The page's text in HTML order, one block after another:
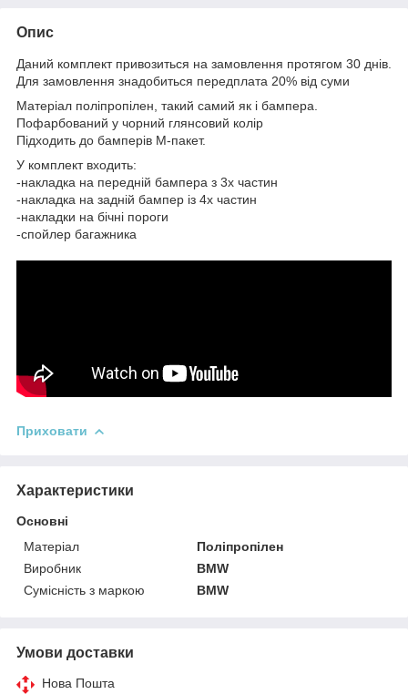
Опис
Даний комплект привозиться на замовлення протягом 30 днів.
Для замовлення знадобиться передплата 20% від суми
Матеріал поліпропілен, такий самий як і бампера.
Пофарбований у чорний глянсовий колір
Підходить до бамперів М-пакет.
У комплект входить:
-накладка на передній бампера з 3х частин
-накладка на задній бампер із 4х частин
-накладки на бічні пороги
-спойлер багажника
Приховати
Характеристики
Основні
Матеріал
Поліпропілен
Виробник
BMW
Сумісність з маркою
BMW
Умови доставки
Нова Пошта